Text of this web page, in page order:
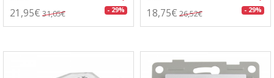
21,95€ 31,05€ - 29% 18,75€ 26,52€ - 29%